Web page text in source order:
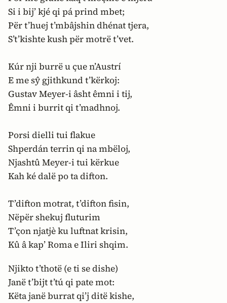
Si i bij’ kjé qi pá prind mbet;
Për t’huej t’mbâjshin dhénat tjera,
S’t’kishte kush për motrë t’vet.
Kúr nji burrë u çue n’Austrí
E me sŷ gjithkund t’kërkoj:
Gustav Meyer-i âsht êmni i tij,
Êmni i burrit qi t’madhnoj.
Porsi dielli tui flakue
Shperdán terrin qi na mbëloj,
Njashtû Meyer-i tui kërkue
Kah ké dalë po ta difton.
T’difton motrat, t’difton fisin,
Nëpër shekuj fluturim
T’çon njatjè ku luftnat krisin,
Kû â kap’ Roma e Iliri shqim.
Njikto t’thotë (e ti se dishe)
Janë t’bijt t’tú qi pate mot:
Këta janë burrat qi’j ditë kishe,